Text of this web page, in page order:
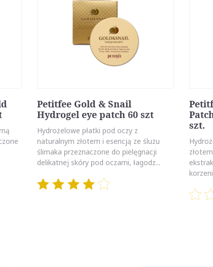
Petitfee Gold & Snail
Hydrogel eye patch 60 szt
Hydrożelowe płatki pod oczy z
naturalnym złotem i esencją ze śluzu
ślimaka przeznaczone do pielęgnacji
delikatnej skóry pod oczami, łagodz...
szt.